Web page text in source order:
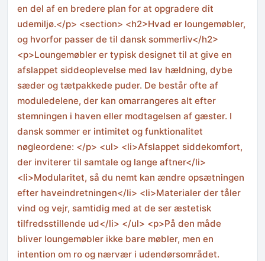
en del af en bredere plan for at opgradere dit
udemiljø.</p> <section> <h2>Hvad er loungemøbler,
og hvorfor passer de til dansk sommerliv</h2>
<p>Loungemøbler er typisk designet til at give en
afslappet siddeoplevelse med lav hældning, dybe
sæder og tætpakkede puder. De består ofte af
moduledelene, der kan omarrangeres alt efter
stemningen i haven eller modtagelsen af gæster. I
dansk sommer er intimitet og funktionalitet
nøgleordene: </p> <ul> <li>Afslappet siddekomfort,
der inviterer til samtale og lange aftner</li>
<li>Modularitet, så du nemt kan ændre opsætningen
efter haveindretningen</li> <li>Materialer der tåler
vind og vejr, samtidig med at de ser æstetisk
tilfredsstillende ud</li> </ul> <p>På den måde
bliver loungemøbler ikke bare møbler, men en
intention om ro og nærvær i udendørsområdet.